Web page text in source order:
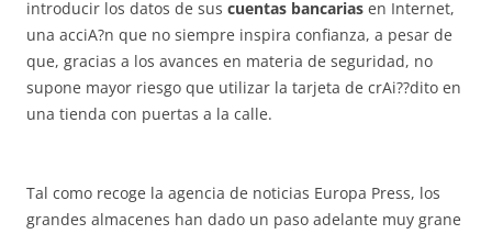
introducir los datos de sus cuentas bancarias en Internet,
una acciA?n que no siempre inspira confianza, a pesar de
que, gracias a los avances en materia de seguridad, no
supone mayor riesgo que utilizar la tarjeta de crAi??dito en
una tienda con puertas a la calle.
Tal como recoge la agencia de noticias Europa Press, los
grandes almacenes han dado un paso adelante muy grane